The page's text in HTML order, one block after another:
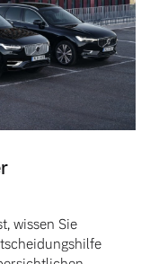
wissen Sie